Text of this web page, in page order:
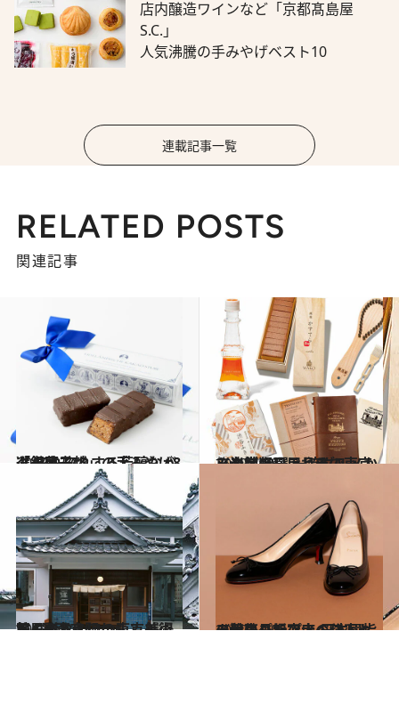
店内醸造ワインなど「京都髙島屋
S.C.」
人気沸騰の手みやげベスト10
連載記事一覧
RELATED POSTS
関連記事
2019.12.15
「銀座三越」の手みやげ8選 惚れ惚れする芳醇なバター菓子
グルメ 2019.12.8
〈決定版〉これぞ！東京みやげ10選 一流グルメから老舗の日用品まで
旅＆お出かけ
2019.12.7
不思議な入口の東京美術館4選 東京駅から？ 銭湯から入る⁉
旅＆お出かけ 2019.12.9
《伊勢丹新宿店の秘密》人気のパンプス 日本屈指の靴売り場で大ベストセラー！
ファッション